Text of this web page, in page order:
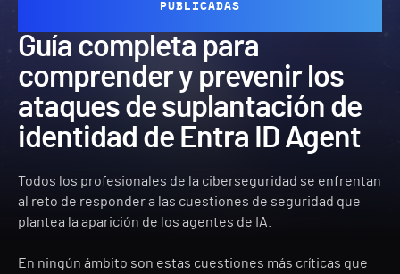
PUBLICADAS
Guía completa para
comprender y prevenir los
ataques de suplantación de
identidad de Entra ID Agent
Todos los profesionales de la ciberseguridad se enfrentan
al reto de responder a las cuestiones de seguridad que
plantea la aparición de los agentes de IA.
En ningún ámbito son estas cuestiones más críticas que